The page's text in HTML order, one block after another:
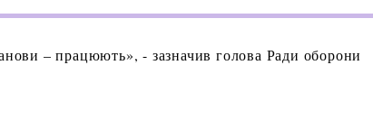
– працюють», - зазначив голова Ради оборони